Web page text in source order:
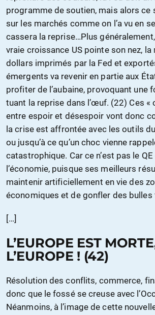
programme de soutien, mais alors ce
sur les marchés comme on l’a vu en
cassera la reprise…Plus
vraie croissance US pointe son nez,
dollars imprimés par la Fed et
émergents va revenir en partie aux
profiter de l’aubaine, provoquant une
tuant la reprise dans l’œuf. (22) Ces «
entre espoir et désespoir vont donc
la crise est affrontée avec les outils
ou jusqu’à ce qu’un choc vienne
catastrophique. Car ce n’est pas le
l’économie, puisque ses meilleurs
maintenir artificiellement en vie des
économiques et de gonfler des bulles
[…]
L’EUROPE EST
L’EUROPE ! (42)
Résolution des conflits, commerce,
donc que le fossé se creuse avec
Néanmoins, à l’image de cette